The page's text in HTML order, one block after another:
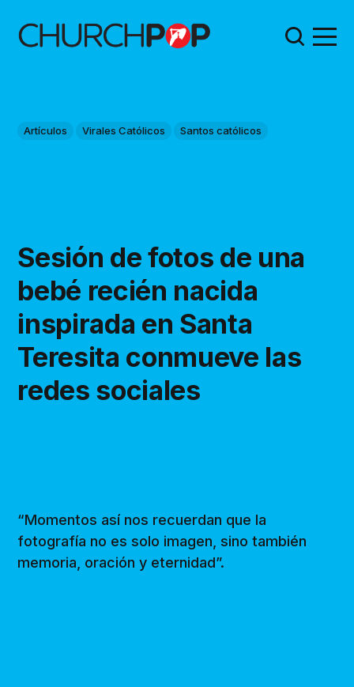
Artículos Virales Católicos Santos católicos
Sesión de fotos de una
bebé recién nacida
inspirada en Santa
Teresita conmueve las
redes sociales
“Momentos así nos recuerdan que la
fotografía no es solo imagen, sino también
memoria, oración y eternidad”.